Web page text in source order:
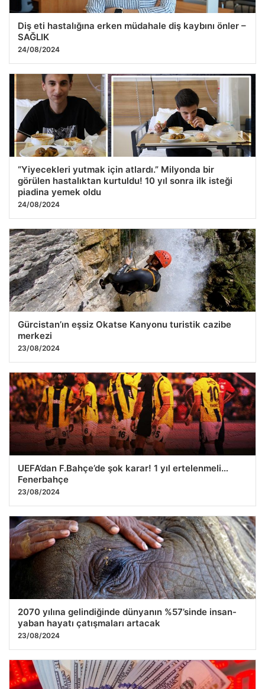
Diş eti hastalığına erken müdahale diş kaybını önler –
SAĞLIK
24/08/2024
“Yiyecekleri yutmak için atlardı.” Milyonda bir
görülen hastalıktan kurtuldu! 10 yıl sonra ilk isteği
piadina yemek oldu
24/08/2024
Gürcistan’ın eşsiz Okatse Kanyonu turistik cazibe
merkezi
23/08/2024
UEFA’dan F.Bahçe’de şok karar! 1 yıl ertelenmeli…
Fenerbahçe
23/08/2024
2070 yılına gelindiğinde dünyanın %57’sinde insan-
yaban hayatı çatışmaları artacak
23/08/2024